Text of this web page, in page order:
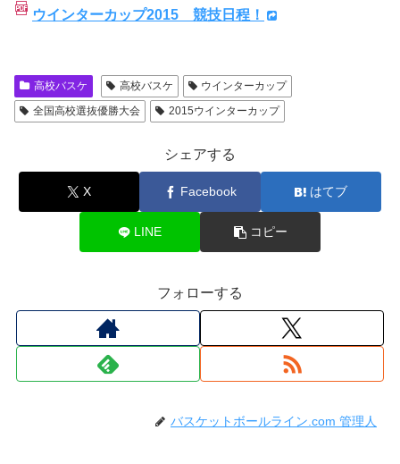
ウインターカップ2015 競技日程！
高校バスケ 高校バスケ
ウインターカップ
全国高校選抜優勝大会
2015ウインターカップ
シェアする
X Facebook はてブ
LINE コピー
フォローする
バスケットボールライン.com 管理人